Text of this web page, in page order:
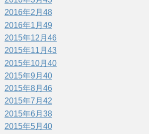
2016年2月 48
2016年1月 49
2015年12月 46
2015年11月 43
2015年10月 40
2015年9月 40
2015年8月 46
2015年7月 42
2015年6月 38
2015年5月 40